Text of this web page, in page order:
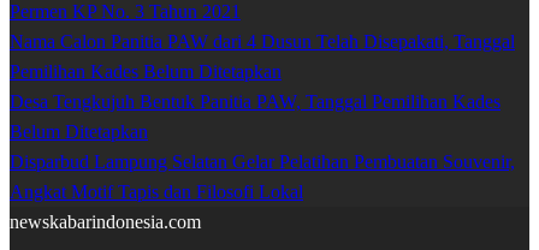
Permen KP No. 3 Tahun 2021
Nama Calon Panitia PAW dari 4 Dusun Telah Disepakati, Tanggal
Pemilihan Kades Belum Ditetapkan
Desa Tengkujuh Bentuk Panitia PAW, Tanggal Pemilihan Kades
Belum Ditetapkan
Disparbud Lampung Selatan Gelar Pelatihan Pembuatan Souvenir,
Angkat Motif Tapis dan Filosofi Lokal
newskabarindonesia.com